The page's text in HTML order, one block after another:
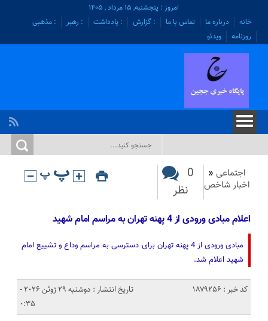
امروز : پنجشنبه, ۱۵ مرداد , ۱۴۰۵
خانه
درباره ما تماس با ما : گزارش : یادداشت : رهبر
: مذهبی
روزنامه
ویدئو
اجتماعی «
اخبار شاخص
0
نظر
اعلام مبادی ورودی از 4 پهنه تهران به مراسم امام شهید
مبادی ورودی از 4 پهنه تهران برای دسترسی به مراسم وداع و تشییع امام
شهید اعلام شد.
کد خبر : 1879256
تاریخ انتشار : دوشنبه 29 ژوئن 2026 -
0:35